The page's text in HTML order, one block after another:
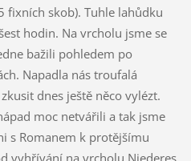
fixních skob). Tuhle lahůdku
hodin. Na vrcholu jsme se
bažili pohledem po
Napadla nás troufalá
dnes ještě něco vylézt.
moc netvářili a tak jsme
s Romanem k protějšímu
vyhřívání na vrcholu Niederes